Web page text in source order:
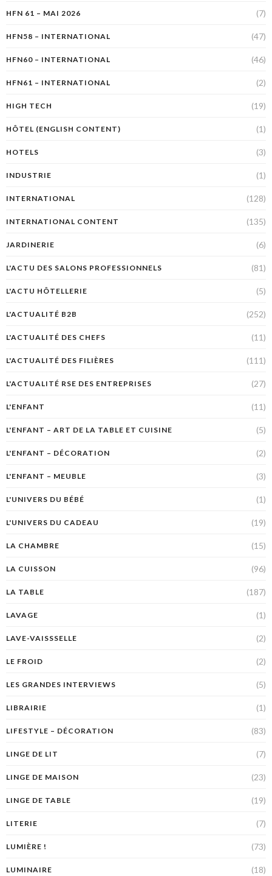
HFN 61 – MAI 2026 (7)
HFN58 – INTERNATIONAL (47)
HFN60 – INTERNATIONAL (46)
HFN61 – INTERNATIONAL (2)
HIGH TECH (19)
HÔTEL (ENGLISH CONTENT) (1)
HOTELS (3)
INDUSTRIE (1)
INTERNATIONAL (128)
INTERNATIONAL CONTENT (135)
JARDINERIE (6)
L'ACTU DES SALONS PROFESSIONNELS (81)
L'ACTU HÔTELLERIE (5)
L'ACTUALITÉ B2B (252)
L'ACTUALITÉ DES CHEFS (11)
L'ACTUALITÉ DES FILIÈRES (111)
L'ACTUALITÉ RSE DES ENTREPRISES (27)
L'ENFANT (11)
L'ENFANT – ART DE LA TABLE ET CUISINE (5)
L'ENFANT – DÉCORATION (2)
L'ENFANT – MEUBLE (3)
L'UNIVERS DU BÉBÉ (1)
L'UNIVERS DU CADEAU (19)
LA CHAMBRE (15)
LA CUISSON (96)
LA TABLE (187)
LAVAGE (1)
LAVE-VAISSSELLE (2)
LE FROID (2)
LES GRANDES INTERVIEWS (5)
LIBRAIRIE (1)
LIFESTYLE – DÉCORATION (83)
LINGE DE LIT (7)
LINGE DE MAISON (23)
LINGE DE TABLE (19)
LITERIE (7)
LUMIÈRE ! (73)
LUMINAIRE (18)